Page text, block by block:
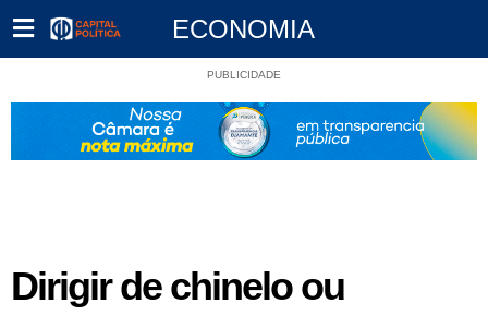
ECONOMIA
PUBLICIDADE
Dirigir de chinelo ou